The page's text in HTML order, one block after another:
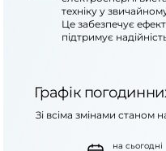
техніку у
Це забезпечує
підтримує
Графік
на сьогодні
Зі всіма змінами станом